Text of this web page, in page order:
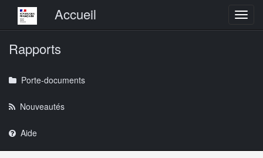
Menu principalAccueil
Rapports
Porte-documents
Nouveautés
Aide